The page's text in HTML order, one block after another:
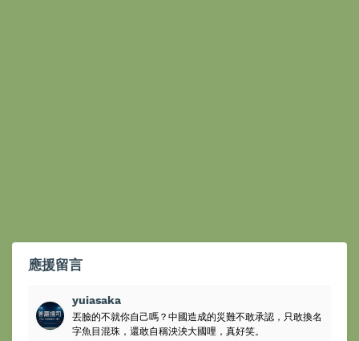
應援留言
yuiasaka
丟臉的不就你自己嗎？中國造成的災難不敢承認，只敢換名
字魚目混珠，還敢自稱泱泱大國哩，真好笑。